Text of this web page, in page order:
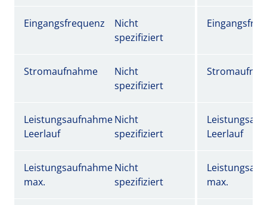
Eingangsfrequenz
Nicht
spezifiziert
Stromaufnahme
Nicht
spezifiziert
Leistungsaufnahme
Leerlauf
Nicht
spezifiziert
Leerlauf
Leistungsaufnahme
max.
Nicht
spezifiziert
max.